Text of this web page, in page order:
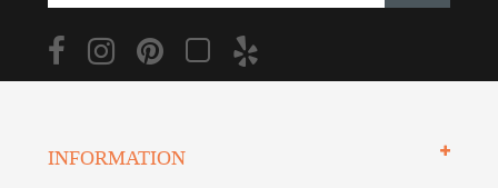
INFORMATION